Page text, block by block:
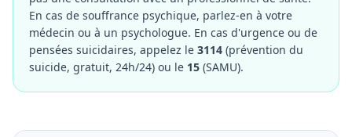
En cas de souffrance psychique, parlez-en à votre
médecin ou à un psychologue. En cas d'urgence ou de
pensées suicidaires, appelez le 3114 (prévention du
suicide, gratuit, 24h/24) ou le 15 (SAMU).